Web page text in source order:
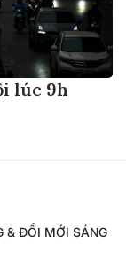
lúc 9h
& ĐỔI MỚI SÁNG